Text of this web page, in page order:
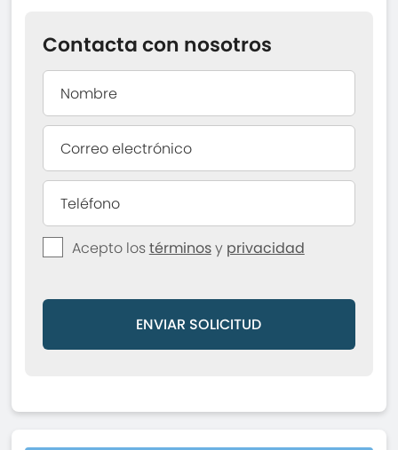
Contacta con nosotros
Acepto lostérminosy privacidad
ENVIAR SOLICITUD